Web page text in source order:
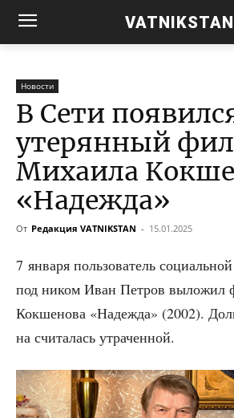
VATNIKSTAN
Новости
В Сети
утерянный
Михаила
«Надежда»
От Редакция VATNIKSTAN - 15.01.2025
7 янва­ря поль­зо­ва­тель
под ником Иван Пет­ров выло­жил
Кок­ше­но­ва «Надеж­да» (2002).
на счи­та­лась утраченной.